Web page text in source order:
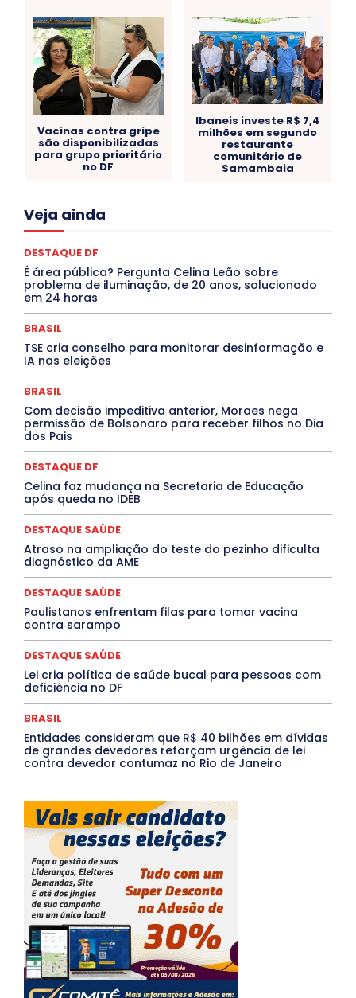
Vacinas contra gripe
são disponibilizadas
para grupo prioritário
no DF
Ibaneis investe R$ 7,4
milhões em segundo
restaurante
comunitário de
Samambaia
Veja ainda
Acre
Congressuanas & Esplanadumas
Covid-19
Crônica Política Crônicas
Cultura e Tal
DANÇA Dengue
Denuncia
DESTAQUE BRASIL
DESTAQUE DF
DESTAQUE SAÚDE
DESTAQUES OUTROS
Especial
Espírito Santo ESPORTE
ESTÁGIO
EVENTOS
Febre Oropouche
FILMES
Goiás
Jogos Online
JUDICIÁRIO LITERATURA
Maranhão
Marburg
Mato Grosso
Mato Grosso do Sul
MEIO AMBIENTE
MÚSICA
O Plantonista Opinião Oropouche
Pará
Paraíba
PROCESSO SELETIVO
PUBLIEDITORIAL
QUALIFICAÇÃO PROFISSIONAL
RESIDÊNCIA
Rio de Janeiro
Santa Catarina
Saúde Agora
TÁ FROID?
TEATRO TECNOLOGIA
TIC TAC
Tocantins
DESTAQUE DF
É área pública? Pergunta Celina Leão sobre
problema de iluminação, de 20 anos, solucionado
em 24 horas
BRASIL
TSE cria conselho para monitorar desinformação e
IA nas eleições
BRASIL
Com decisão impeditiva anterior, Moraes nega
permissão de Bolsonaro para receber filhos no Dia
dos Pais
DESTAQUE DF
Celina faz mudança na Secretaria de Educação
após queda no IDEB
DESTAQUE SAÚDE
Atraso na ampliação do teste do pezinho dificulta
diagnóstico da AME
DESTAQUE SAÚDE
Paulistanos enfrentam filas para tomar vacina
contra sarampo
DESTAQUE SAÚDE
Lei cria política de saúde bucal para pessoas com
deficiência no DF
BRASIL
Entidades consideram que R$ 40 bilhões em dívidas
de grandes devedores reforçam urgência de lei
contra devedor contumaz no Rio de Janeiro